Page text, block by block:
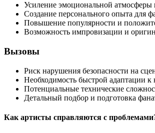
Усиление эмоциональной атмосферы
Создание персонального опыта для
Повышение популярности и
Возможность импровизации и
Вызовы
Риск нарушения безопасности на
Необходимость быстрой адаптации
Потенциальные технические
Детальный подбор и подготовка
Как артисты справляются с